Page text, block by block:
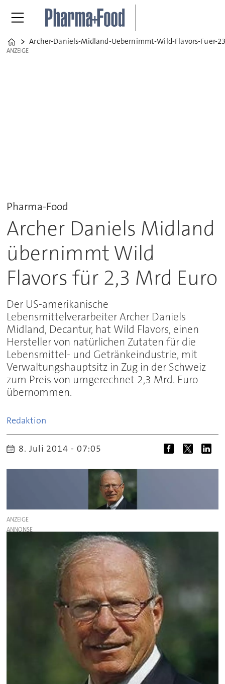
Home
Archer-Daniels-Midland-Uebernimmt-Wild-Flavors-Fuer-
ANZEIGE
ANZEIGE
Pharma-Food
Archer Daniels Midland
übernimmt Wild
Flavors für 2,3 Mrd Euro
Der US-amerikanische
Lebensmittelverarbeiter Archer Daniels
Midland, Decantur, hat Wild Flavors, einen
Hersteller von natürlichen Zutaten für die
Lebensmittel- und Getränkeindustrie, mit
Verwaltungshauptsitz in Zug in der Schweiz
zum Preis von umgerechnet 2,3 Mrd. Euro
übernommen.
Redaktion
8. Juli 2014 - 07:05
ANZEIGE